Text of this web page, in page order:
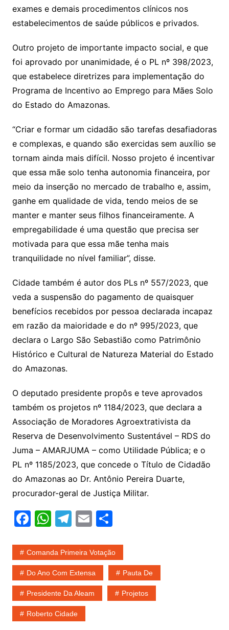
exames e demais procedimentos clínicos nos
estabelecimentos de saúde públicos e privados.
Outro projeto de importante impacto social, e que
foi aprovado por unanimidade, é o PL nº 398/2023,
que estabelece diretrizes para implementação do
Programa de Incentivo ao Emprego para Mães Solo
do Estado do Amazonas.
“Criar e formar um cidadão são tarefas desafiadoras
e complexas, e quando são exercidas sem auxílio se
tornam ainda mais difícil. Nosso projeto é incentivar
que essa mãe solo tenha autonomia financeira, por
meio da inserção no mercado de trabalho e, assim,
ganhe em qualidade de vida, tendo meios de se
manter e manter seus filhos financeiramente. A
empregabilidade é uma questão que precisa ser
motivada para que essa mãe tenha mais
tranquilidade no nível familiar”, disse.
Cidade também é autor dos PLs nº 557/2023, que
veda a suspensão do pagamento de quaisquer
benefícios recebidos por pessoa declarada incapaz
em razão da maioridade e do nº 995/2023, que
declara o Largo São Sebastião como Patrimônio
Histórico e Cultural de Natureza Material do Estado
do Amazonas.
O deputado presidente propôs e teve aprovados
também os projetos nº 1184/2023, que declara a
Associação de Moradores Agroextrativista da
Reserva de Desenvolvimento Sustentável – RDS do
Juma – AMARJUMA – como Utilidade Pública; e o
PL nº 1185/2023, que concede o Título de Cidadão
do Amazonas ao Dr. Antônio Pereira Duarte,
procurador-geral de Justiça Militar.
F
c
e
b
o
o
W
at
s
A
p
p
T
e
gr
a
m
E
ai
l
S
ar
e
Comanda Primeira Votação
Do Ano Com Extensa Pauta De
Presidente Da Aleam Projetos
Roberto Cidade